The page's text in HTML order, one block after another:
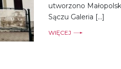
utworzono
Sączu Galeria […]
WIĘCEJ